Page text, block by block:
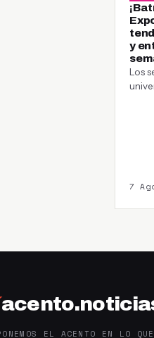
y
Los
7
EL ACENTO EN LO